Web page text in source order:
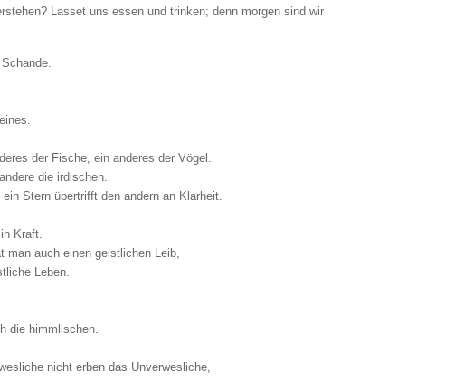
Lasset uns essen und trinken; denn morgen sind wir
der Fische, ein anderes der Vögel.
die irdischen.
Stern übertrifft den andern an Klarheit.
Kraft.
man auch einen geistlichen Leib,
Leben.
die himmlischen.
nicht erben das Unverwesliche,